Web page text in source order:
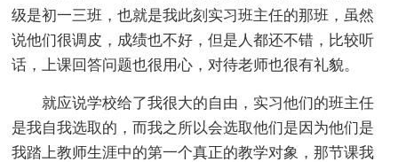
级是初一三班，也就是我此刻实习班主任的那班，虽然
说他们很调皮，成绩也不好，但是人都还不错，比较听
话，上课回答问题也很用心，对待老师也很有礼貌。
就应说学校给了我很大的自由，实习他们的班主任
是我自我选取的，而我之所以会选取他们是因为他们是
我踏上教师生涯中的第一个真正的教学对象，那节课我